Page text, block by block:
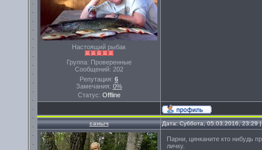
Настоящий рыбак
Группа: Проверенные
Сообщений: 202
Репутация: 6
Замечания: 0%
Статус: Offline
саныч Дата: Суббота, 05.03.2016,
Парни, цинканите кто нибудь
личку.